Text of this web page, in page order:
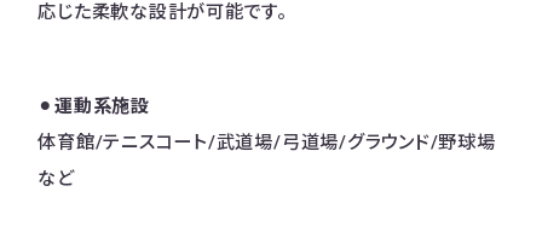
応じた柔軟な設計が可能です。
⚫︎運動系施設
体育館/テニスコート/武道場/弓道場/グラウンド/野球場
など